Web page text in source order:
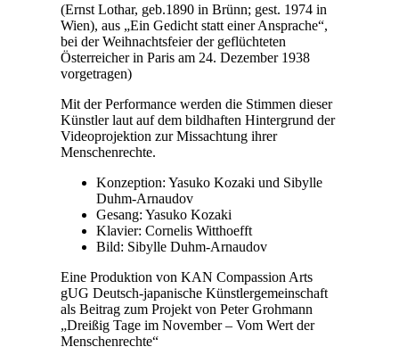
(Ernst Lothar, geb.1890 in Brünn; gest. 1974 in
Wien), aus „Ein Gedicht statt einer Ansprache“,
bei der Weihnachtsfeier der geflüchteten
Österreicher in Paris am 24. Dezember 1938
vorgetragen)
Mit der Performance werden die Stimmen dieser
Künstler laut auf dem bildhaften Hintergrund der
Videoprojektion zur Missachtung ihrer
Menschenrechte.
Konzeption: Yasuko Kozaki und Sibylle
Duhm-Arnaudov
Gesang: Yasuko Kozaki
Klavier: Cornelis Witthoefft
Bild: Sibylle Duhm-Arnaudov
Eine Produktion von KAN Compassion Arts
gUG Deutsch-japanische Künstlergemeinschaft
als Beitrag zum Projekt von Peter Grohmann
„Dreißig Tage im November – Vom Wert der
Menschenrechte“